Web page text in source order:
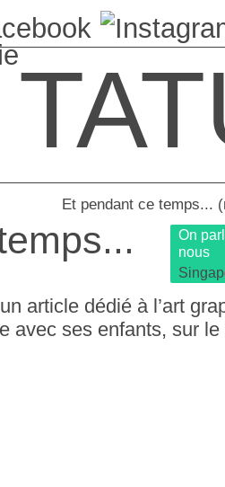
Et pendant ce temps...
On
nous
article dédié à l’art
avec ses enfants, sur le